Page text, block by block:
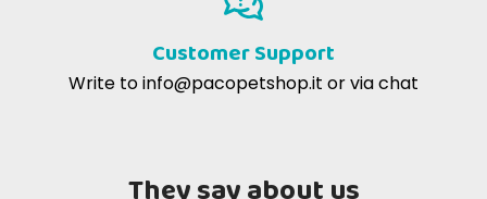
Customer Support
Write toinfo@pacopetshop.it or via chat